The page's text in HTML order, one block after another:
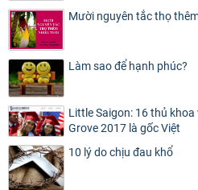
Mười nguyên tắc thọ
Làm sao để hạnh phúc?
Little Saigon: 16 thủ
Grove 2017 là gốc Việt
10 lý do chịu đau khổ